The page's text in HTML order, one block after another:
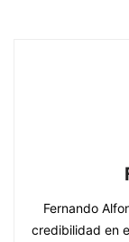
Fernando
credibilidad en